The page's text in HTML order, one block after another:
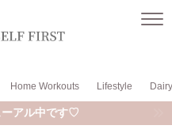
Home Workouts Lifestyle Dairy
ーアル中です♡